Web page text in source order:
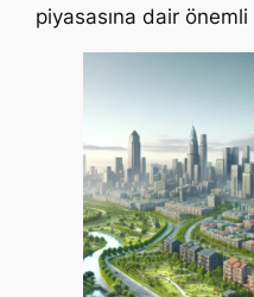
piyasasına dair